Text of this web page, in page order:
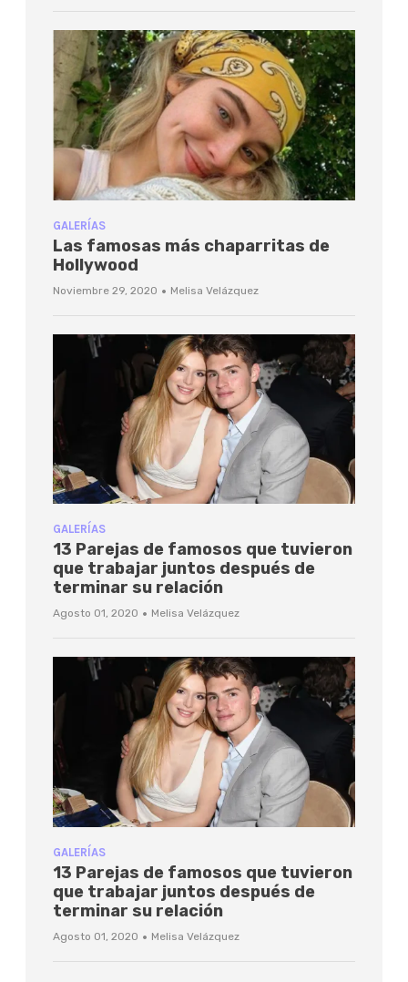
GALERÍAS
Las famosas más chaparritas de
Hollywood
Noviembre 29, 2020 · Melisa Velázquez
GALERÍAS
13 Parejas de famosos que tuvieron
que trabajar juntos después de
terminar su relación
Agosto 01, 2020 · Melisa Velázquez
GALERÍAS
13 Parejas de famosos que tuvieron
que trabajar juntos después de
terminar su relación
Agosto 01, 2020 · Melisa Velázquez